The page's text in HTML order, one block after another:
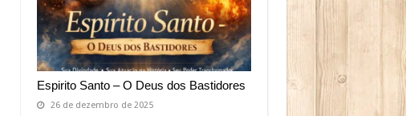
Espirito Santo – O Deus dos Bastidores
26 de dezembro de 2025